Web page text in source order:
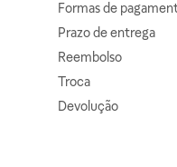
Formas de
Prazo de entrega
Reembolso
Troca
Devolução